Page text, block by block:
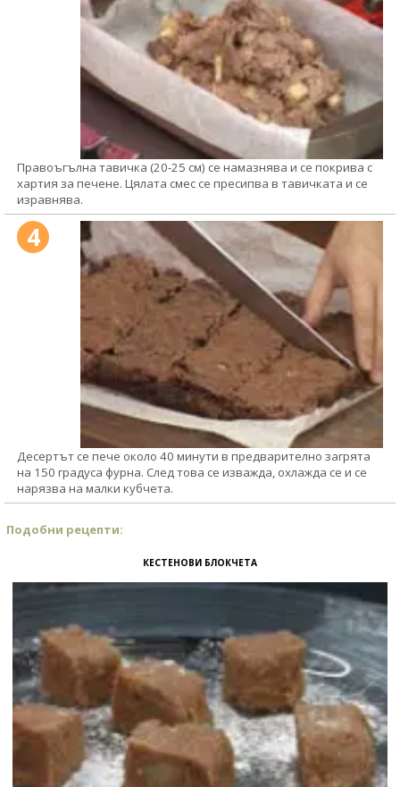
Правоъгълна тавичка (20-25 см) се намазнява и се покрива с
хартия за печене. Цялата смес се пресипва в тавичката и се
изравнява.
4
Десертът се пече около 40 минути в предварително загрята
на 150 градуса фурна. След това се изважда, охлажда се и се
нарязва на малки кубчета.
Подобни рецепти:
КЕСТЕНОВИ БЛОКЧЕТА